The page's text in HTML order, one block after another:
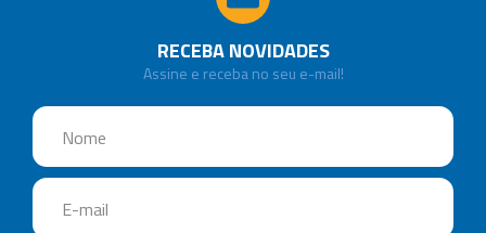
RECEBA NOVIDADES
Assine e receba no seu e-mail!